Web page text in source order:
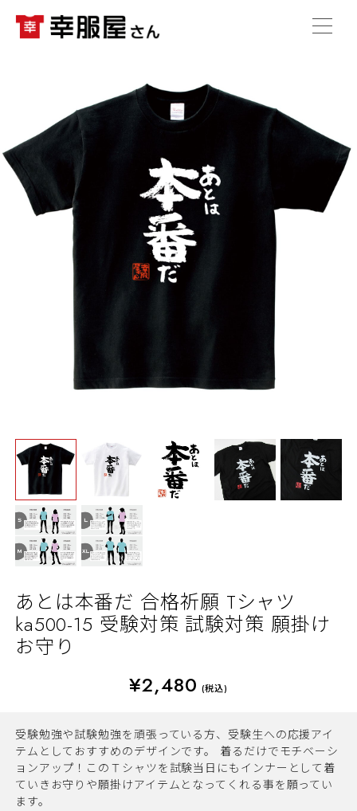
あとは本番だ 合格祈願 Tシャツ
ka500-15 受験対策 試験対策 願掛け
お守り
¥2,480 (税込)
受験勉強や試験勉強を頑張っている方、受験生への応援アイ
テムとしておすすめのデザインです。 着るだけでモチベーシ
ョンアップ！このＴシャツを試験当日にもインナーとして着
ていきお守りや願掛けアイテムとなってくれる事を願ってい
ます。